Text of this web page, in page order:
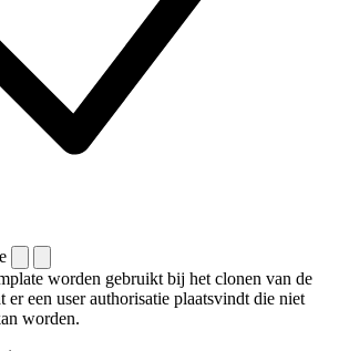
worden gebruikt bij het clonen van de
er een user authorisatie plaatsvindt die niet
worden.